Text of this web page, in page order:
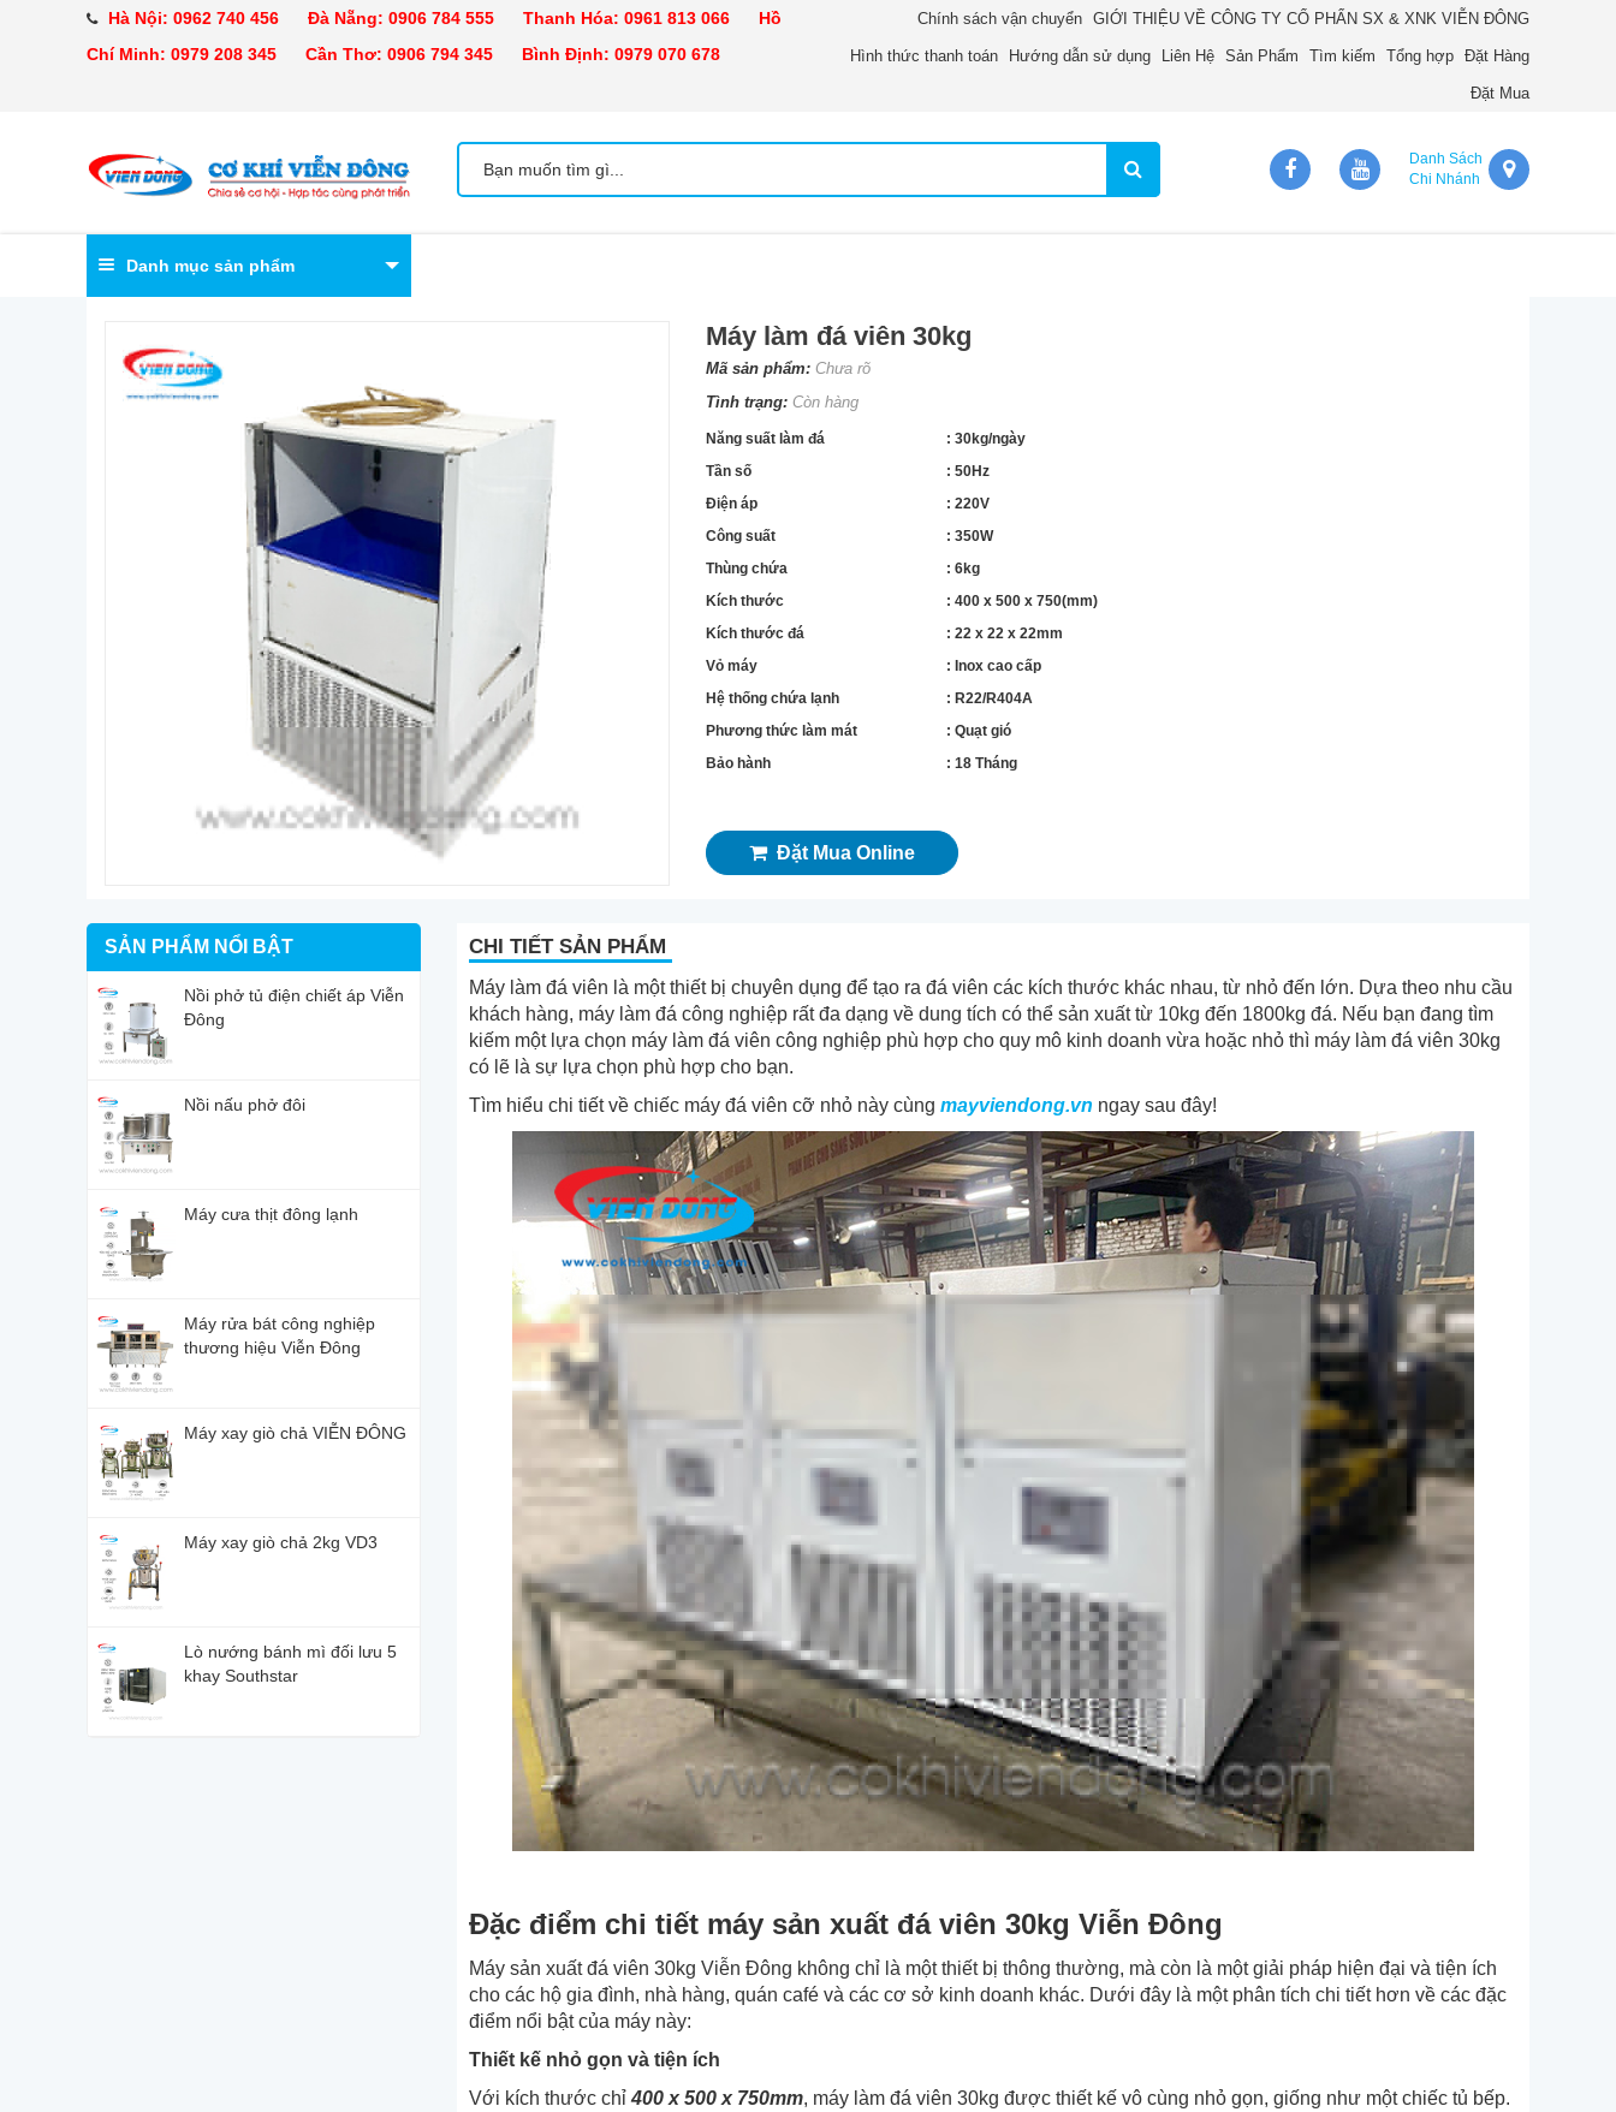
Hà Nội: 0962 740 456 Đà Nẵng: 0906 784 555 Thanh Hóa: 0961 813 066 Hồ
Chí Minh: 0979 208 345 Cần Thơ: 0906 794 345 Bình Định: 0979 070 678
Chính sách vận chuyển GIỚI THIỆU VỀ CÔNG TY CỔ PHẨN SX & XNK VIỄN ĐÔNG
Hình thức thanh toán Hướng dẫn sử dụng Liên Hệ Sản Phẩm Tìm kiếm Tổng hợp Đặt Hàng
Đặt Mua
Danh Sách
Chi Nhánh
Danh mục sản phẩm
Máy làm đá viên 30kg
Mã sản phẩm: Chưa rõ
Tình trạng: Còn hàng
Năng suất làm đá
: 30kg/ngày
Tần số
: 50Hz
Điện áp
: 220V
Công suất
: 350W
Thùng chứa
: 6kg
Kích thước
: 400 x 500 x 750(mm)
Kích thước đá
: 22 x 22 x 22mm
Vỏ máy
: Inox cao cấp
Hệ thống chứa lạnh
: R22/R404A
Phương thức làm mát
: Quạt gió
Bảo hành
: 18 Tháng
Đặt Mua Online
CHI TIẾT SẢN PHẨM
Máy làm đá viên là một thiết bị chuyên dụng để tạo ra đá viên các kích thước khác nhau, từ nhỏ đến lớn. Dựa theo nhu cầu
khách hàng, máy làm đá công nghiệp rất đa dạng về dung tích có thể sản xuất từ 10kg đến 1800kg đá. Nếu bạn đang tìm
kiếm một lựa chọn máy làm đá viên công nghiệp phù hợp cho quy mô kinh doanh vừa hoặc nhỏ thì máy làm đá viên 30kg
có lẽ là sự lựa chọn phù hợp cho bạn.
Tìm hiểu chi tiết về chiếc máy đá viên cỡ nhỏ này cùng mayviendong.vn ngay sau đây!
Đặc điểm chi tiết máy sản xuất đá viên 30kg Viễn Đông
Máy sản xuất đá viên 30kg Viễn Đông không chỉ là một thiết bị thông thường, mà còn là một giải pháp hiện đại và tiện ích
cho các hộ gia đình, nhà hàng, quán café và các cơ sở kinh doanh khác. Dưới đây là một phân tích chi tiết hơn về các đặc
điểm nổi bật của máy này:
Thiết kế nhỏ gọn và tiện ích
Với kích thước chỉ400 x 500 x 750mm, máy làm đá viên 30kg được thiết kế vô cùng nhỏ gọn, giống như một chiếc tủ bếp.
SẢN PHẨM NỔI BẬT
Nồi phở tủ điện chiết áp Viễn
Đông
Nồi nấu phở đôi
Máy cưa thịt đông lạnh
Máy rửa bát công nghiệp
thương hiệu Viễn Đông
Máy xay giò chả VIỄN ĐÔNG
Máy xay giò chả 2kg VD3
Lò nướng bánh mì đối lưu 5
khay Southstar